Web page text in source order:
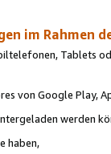
im Rahmen
Tablets
von Google Play,
werden
haben,